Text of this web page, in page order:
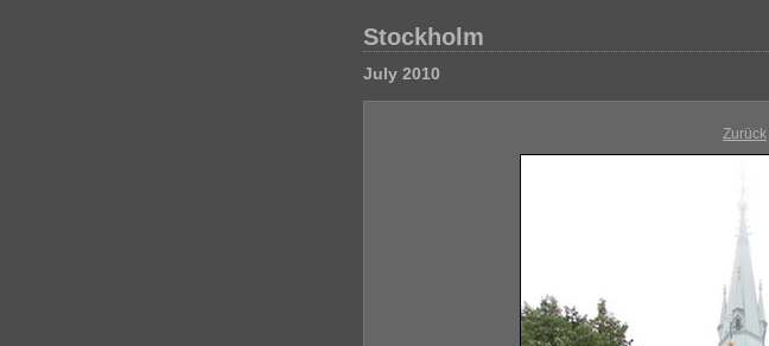
Stockholm
July 2010
Zurück